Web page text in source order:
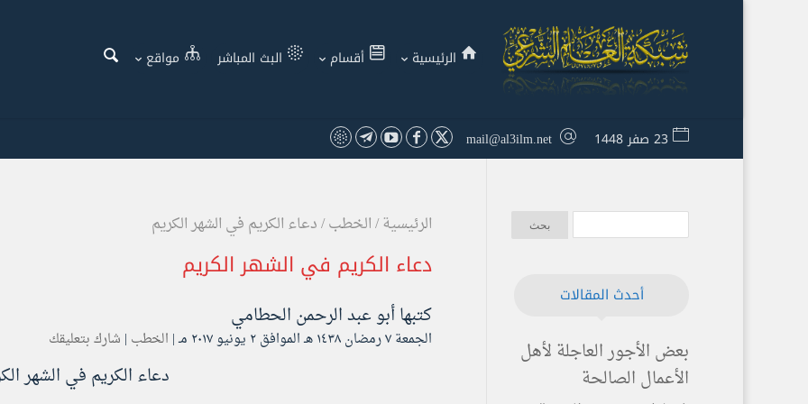
الرئيسية أقسام البث المباشر مواقع
23 صفر 1448 mail@al3ilm.net
الرئيسية/الخطب/دعاء الكريم في الشهر الكريم
دعاء الكريم في الشهر الكريم
كتبهاأبو عبد الرحمن الحطامي
الجمعة ۷ رمضان ۱٤۳۸ هـ الموافق ۲ يونيو ۲۰۱۷ مـ | الخطب | شارك بتعليقك
دعاء الكريم في الشهر
أحدث المقالات
بعض الأجور العاجلة لأهل
الأعمال الصالحة